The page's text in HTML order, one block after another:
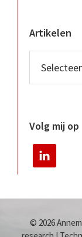
Artikelen
Volg mij op
© 2026